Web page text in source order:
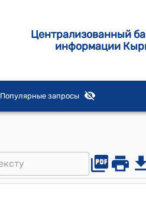
Централизованный
информации
Популярные запросы